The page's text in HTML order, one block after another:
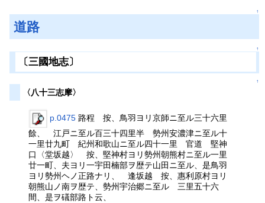
↑
道路
↑
〔三國地志〕
↑
〈八十三志摩〉
p.0475 路程 按、鳥羽ヨリ京師ニ至ル三十六里
餘、 江戸ニ至ル百三十四里半 勢州安濃津ニ至ル十
一里廿九町 紀州和歌山ニ至ル四十一里 官道 堅神
口〈堂坂越〉 按、堅神村ヨリ勢州朝熊村ニ至ル一里
廿一町、夫ヨリ一宇田楠部ヲ歴テ山田ニ至ル、是鳥羽
ヨリ勢州ヘノ正路ナリ、 逢坂越 按、惠利原村ヨリ
朝熊山ノ南ヲ歴テ、勢州宇治郷ニ至ル 三里五十六
間、是ヲ礒部路ト云、